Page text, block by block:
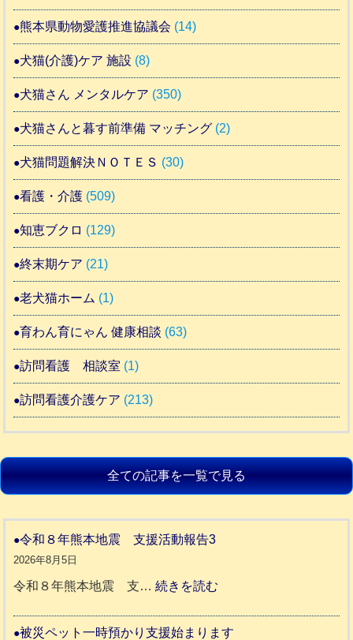
熊本県動物愛護推進協議会 (14)
犬猫(介護)ケア 施設 (8)
犬猫さん メンタルケア (350)
犬猫さんと暮す前準備 マッチング (2)
犬猫問題解決ＮＯＴＥＳ (30)
看護・介護 (509)
知恵ブクロ (129)
終末期ケア (21)
老犬猫ホーム (1)
育わん育にゃん 健康相談 (63)
訪問看護 相談室 (1)
訪問看護介護ケア (213)
全ての記事を一覧で見る
令和８年熊本地震 支援活動報告3
2026年8月5日
令和８年熊本地震 支…続きを読む
和
被災ペット一時預かり支援始まります